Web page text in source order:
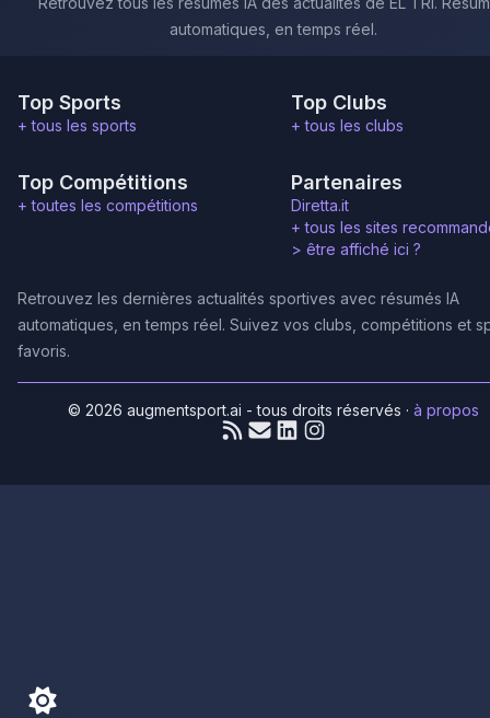
automatiques, en temps réel.
Top Sports
+ tous les sports
Top Clubs
+ tous les clubs
Top Compétitions
+ toutes les compétitions
Partenaires
Diretta.it
+ tous les sites
> être affiché ici ?
Retrouvez les dernières actualités sportives avec résumés IA
automatiques, en temps réel. Suivez vos clubs, compétitions et
favoris.
© 2026 augmentsport.ai - tous droits réservés · à propos